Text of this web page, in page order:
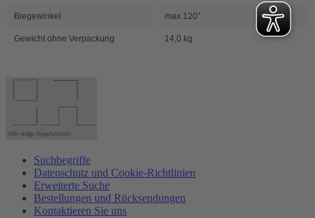
Biegewinkel max 120°
Gewicht ohne Verpackung 14,0 kg
Suchbegriffe
Datenschutz und Cookie-Richtlinien
Erweiterte Suche
Bestellungen und Rücksendungen
Kontaktieren Sie uns